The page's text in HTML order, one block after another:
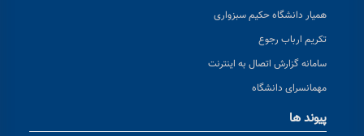
همیار دانشگاه حکیم سبزواری
تکریم ارباب رجوع
سامانه گزارش اتصال به اینترنت
مهمانسرای دانشگاه
پیوند ها